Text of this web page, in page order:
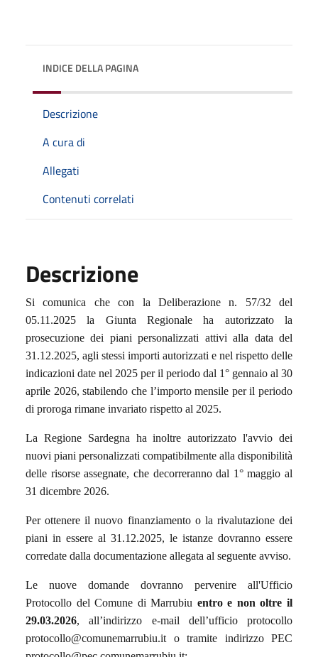
INDICE DELLA PAGINA
Descrizione
A cura di
Allegati
Contenuti correlati
Descrizione
Si comunica che con la Deliberazione n. 57/32 del
05.11.2025 la Giunta Regionale ha autorizzato la
prosecuzione dei piani personalizzati attivi alla data del
31.12.2025, agli stessi importi autorizzati e nel rispetto delle
indicazioni date nel 2025 per il periodo dal 1° gennaio al 30
aprile 2026, stabilendo che l’importo mensile per il periodo
di proroga rimane invariato rispetto al 2025.
La Regione Sardegna ha inoltre autorizzato l'avvio dei
nuovi piani personalizzati compatibilmente alla disponibilità
delle risorse assegnate, che decorreranno dal 1° maggio al
31 dicembre 2026.
Per ottenere il nuovo finanziamento o la rivalutazione dei
piani in essere al 31.12.2025, le istanze dovranno essere
corredate dalla documentazione allegata al seguente avviso.
Le nuove domande dovranno pervenire all'Ufficio
Protocollo del Comune di Marrubiu entro e non oltre il
29.03.2026, all’indirizzo e-mail dell’ufficio protocollo
protocollo@comunemarrubiu.it o tramite indirizzo PEC